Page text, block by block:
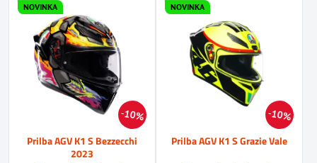
10%
NOVINKA
Prilba AGV K1 S Bezzecchi
2023
10%
NOVINKA
Prilba AGV K1 S Grazie Vale